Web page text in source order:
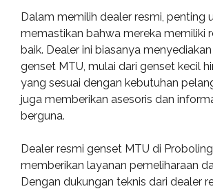
Dalam memilih dealer resmi, penting
memastikan bahwa mereka memiliki
baik. Dealer ini biasanya
genset MTU, mulai dari genset kecil
yang sesuai dengan kebutuhan
juga memberikan asesoris dan
berguna.
Dealer resmi genset MTU di
memberikan layanan pemeliharaan
Dengan dukungan teknis dari dealer